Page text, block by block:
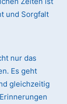
und Sorgfalt
nur das
Es geht
gleichzeitig